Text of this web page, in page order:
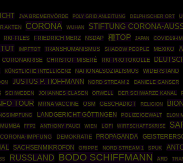
JVA BREMERVÖRDE POLY GRID ANLEITUNG DELPHISCHER ORT
AKTEN CORONA WUHAN STIFTUNG CORONA-
RKI-FILES FRIEDRICH MERZ NSDAP 種TOP JAPAN COVID19-
IMPFTOT TRANSHUMANISMUS SHADOW PEOPLE MEXIKO
CORONAKRISE CHRISTOF MISERÉ RKI-PROTOKOLLE
KÜNSTLICHE INTELLIGENZ NATIONALSOZIALISMUS WIDERSTAND
JUSTUS P. HOFFMANN NORD STREAM 2 DANIELE GANSER
SCHWEDEN JOHANNES CLASEN ORWELL DER SCHWARZE KANAL
TOUR MRNA VACCINE OSM GESCHÄDIGT RELIGION
LANDGERICHT GÖTTINGEN POLIZEIGEWALT ELON
FFP2 ANTHONY FAUCI WIEN LOFI WIRTSCHAFTSKRISE
CORONA-IMPFUNG DEMOKRATIE PROPAGANDA
SACHSENMIKROFON GRIPPE NORD STREAM 1 SPUK
RUSSLAND BODO SCHIFFMANN ARD